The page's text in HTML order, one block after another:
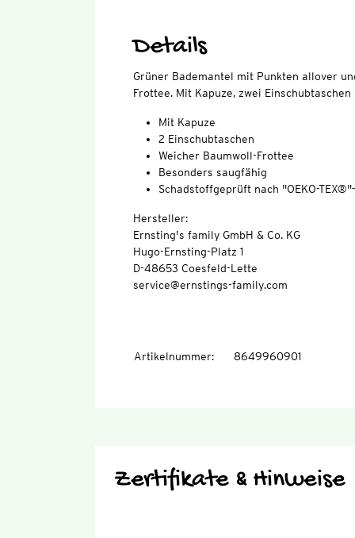
Details
Grüner Bademantel mit Punkten allover
Frottee. Mit Kapuze, zwei
Mit Kapuze
2 Einschubtaschen
Weicher Baumwoll-Frottee
Besonders saugfähig
Schadstoffgeprüft nach "OEKO-
Hersteller:
Ernsting's family GmbH & Co. KG
Hugo-Ernsting-Platz 1
D-48653 Coesfeld-Lette
service@ernstings-family.com
Artikelnummer: 8649960901
Zertifikate & Hinweise